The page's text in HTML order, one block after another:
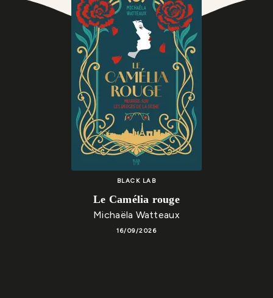
BLACK LAB
Le Camélia rouge
Michaëla Watteaux
16/09/2026